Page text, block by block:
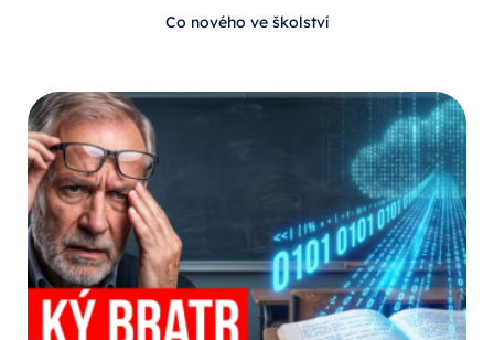
Co nového ve školství